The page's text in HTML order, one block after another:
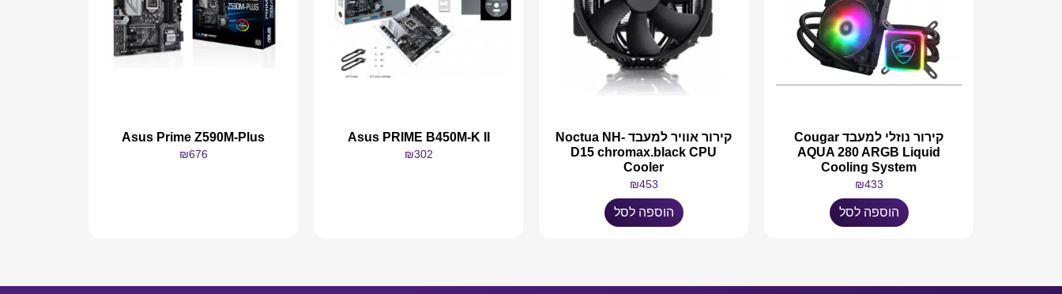
קירור נוזלי למעבד Cougar
AQUA 280 ARGB Liquid
Cooling System
₪433
הוספה לסל
קירור אוויר למעבד Noctua NH-
D15 chromax.black CPU
Cooler
₪453
הוספה לסל
Asus PRIME B450M-K II
₪302
Asus Prime Z590M-Plus
₪676